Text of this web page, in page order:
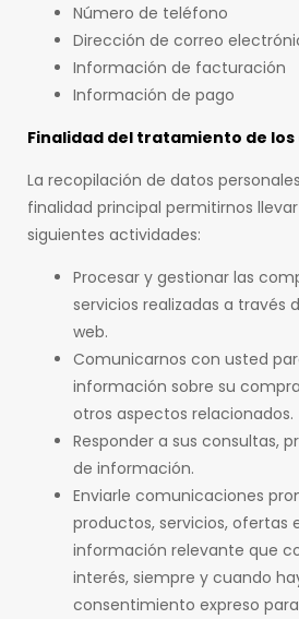
Número de teléfono
Dirección de correo
Información de facturación
Información de pago
Finalidad del tratamiento de
La recopilación de datos
finalidad principal permitirnos
siguientes actividades:
Procesar y gestionar las
servicios realizadas a través
web.
Comunicarnos con usted
información sobre su
otros aspectos relacionados.
Responder a sus consultas,
de información.
Enviarle comunicaciones
productos, servicios, ofertas
información relevante que
interés, siempre y cuando
consentimiento expreso